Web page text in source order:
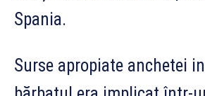
Spania.
Surse apropiate anchetei